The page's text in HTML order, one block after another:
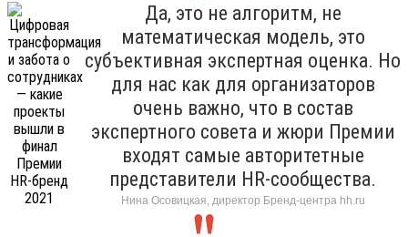
Да, это не алгоритм, не
математическая модель, это
субъективная экспертная оценка. Но
для нас как для организаторов
очень важно, что в состав
экспертного совета и жюри Премии
входят самые авторитетные
представители HR-сообщества.
Нина Осовицкая, директор Бренд-центра hh.ru